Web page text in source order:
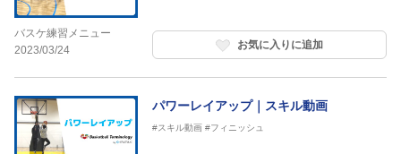
バスケ練習メニュー
2023/03/24
お気に入りに追加
パワーレイアップ｜スキル動画
#スキル動画 #フィニッシュ